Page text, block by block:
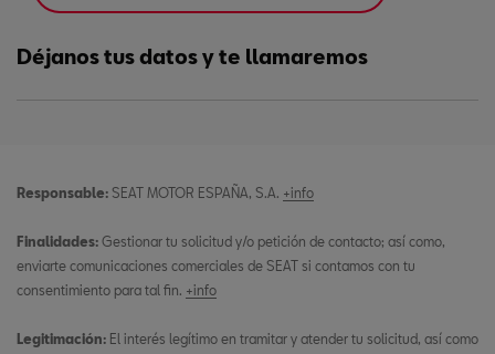
Déjanos tus datos y te llamaremos
Responsable: SEAT MOTOR ESPAÑA, S.A. +info
Finalidades: Gestionar tu solicitud y/o petición de contacto; así como,
enviarte comunicaciones comerciales de SEAT si contamos con tu
consentimiento para tal fin. +info
Legitimación: El interés legítimo en tramitar y atender tu solicitud, así como